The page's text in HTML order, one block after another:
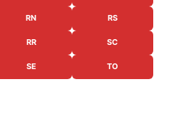
RN RS
RR SC
SE TO